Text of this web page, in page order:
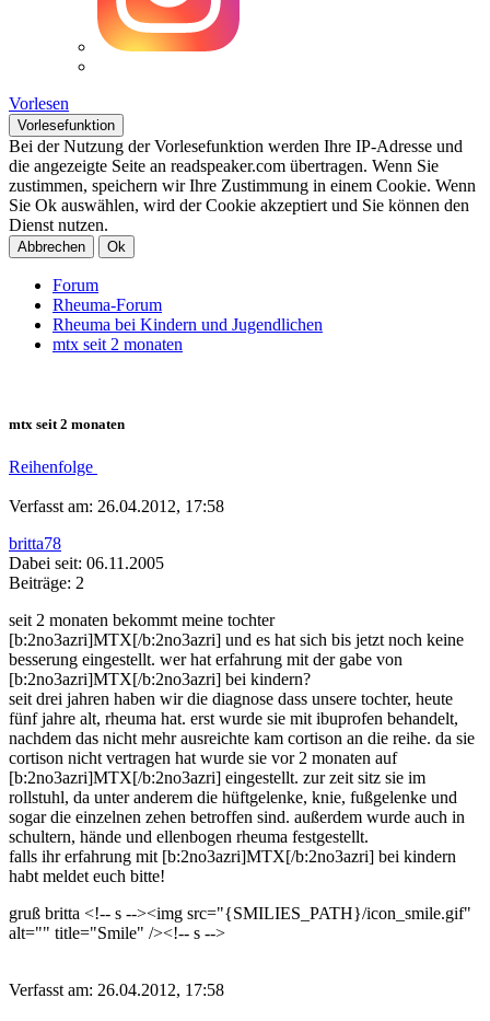
Vorlesen
Vorlesefunktion
Bei der Nutzung der Vorlesefunktion werden Ihre IP-Adresse und
die angezeigte Seite an readspeaker.com übertragen. Wenn Sie
zustimmen, speichern wir Ihre Zustimmung in einem Cookie. Wenn
Sie Ok auswählen, wird der Cookie akzeptiert und Sie können den
Dienst nutzen.
Abbrechen Ok
Forum
Rheuma-Forum
Rheuma bei Kindern und Jugendlichen
mtx seit 2 monaten
mtx seit 2 monaten
Reihenfolge
Verfasst am: 26.04.2012, 17:58
britta78
Dabei seit: 06.11.2005
Beiträge: 2
seit 2 monaten bekommt meine tochter
[b:2no3azri]MTX[/b:2no3azri] und es hat sich bis jetzt noch keine
besserung eingestellt. wer hat erfahrung mit der gabe von
[b:2no3azri]MTX[/b:2no3azri] bei kindern?
seit drei jahren haben wir die diagnose dass unsere tochter, heute
fünf jahre alt, rheuma hat. erst wurde sie mit ibuprofen behandelt,
nachdem das nicht mehr ausreichte kam cortison an die reihe. da sie
cortison nicht vertragen hat wurde sie vor 2 monaten auf
[b:2no3azri]MTX[/b:2no3azri] eingestellt. zur zeit sitz sie im
rollstuhl, da unter anderem die hüftgelenke, knie, fußgelenke und
sogar die einzelnen zehen betroffen sind. außerdem wurde auch in
schultern, hände und ellenbogen rheuma festgestellt.
falls ihr erfahrung mit [b:2no3azri]MTX[/b:2no3azri] bei kindern
habt meldet euch bitte!
gruß britta <!-- s --><img src="{SMILIES_PATH}/icon_smile.gif"
alt="" title="Smile" /><!-- s -->
Verfasst am: 26.04.2012, 17:58